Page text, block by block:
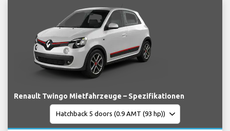
Renault Twingo Mietfahrzeuge – Spezifikationen